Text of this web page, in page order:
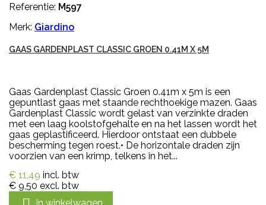
Referentie: M597
Merk: Giardino
GAAS GARDENPLAST CLASSIC GROEN 0.41M X 5M
Gaas Gardenplast Classic Groen 0.41m x 5m is een
gepuntlast gaas met staande rechthoekige mazen. Gaas
Gardenplast Classic wordt gelast van verzinkte draden
met een laag koolstofgehalte en na het lassen wordt het
gaas geplastificeerd. Hierdoor ontstaat een dubbele
bescherming tegen roest.• De horizontale draden zijn
voorzien van een krimp, telkens in het...
€ 11,49 incl. btw
€ 9,50 excl. btw